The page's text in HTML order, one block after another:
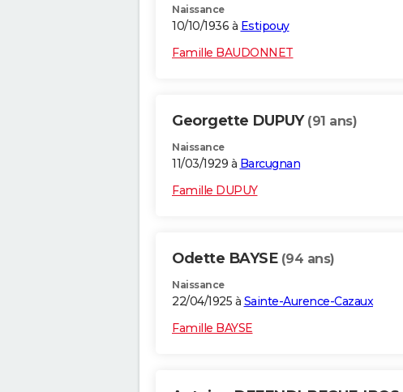
Naissance
10/10/1936 à Estipouy
Famille BAUDONNET
Georgette DUPUY (91 ans)
Naissance
11/03/1929 à Barcugnan
Famille DUPUY
Odette BAYSE (94 ans)
Naissance
22/04/1925 à Sainte-Aurence-Cazaux
Famille BAYSE